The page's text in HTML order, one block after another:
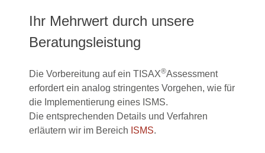
Ihr Mehrwert durch unsere
Beratungsleistung
Die Vorbereitung auf ein TISAX®Assessment
erfordert ein analog stringentes Vorgehen, wie für
die Implementierung eines ISMS.
Die entsprechenden Details und Verfahren
erläutern wir im Bereich ISMS.